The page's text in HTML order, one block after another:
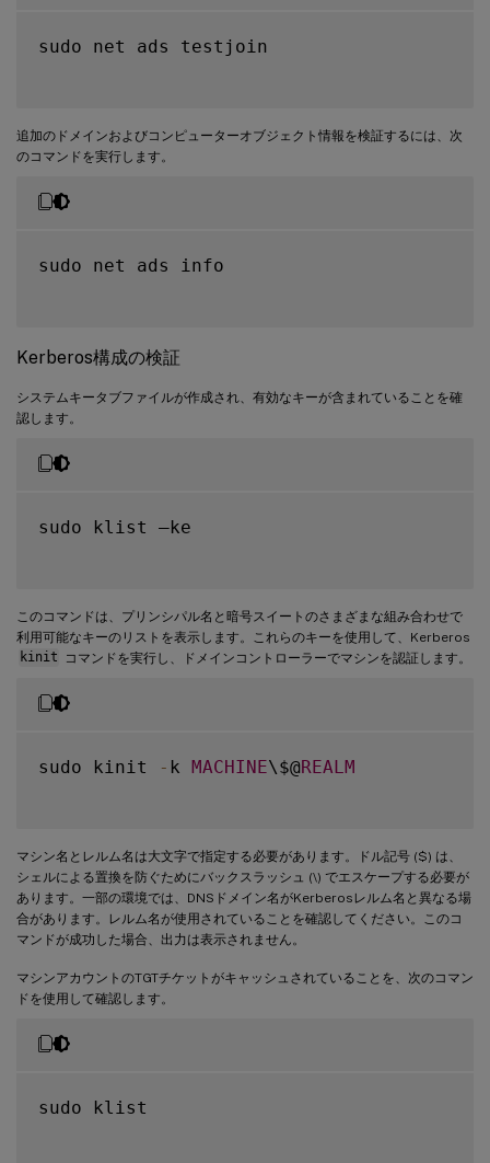
sudo net ads testjoin
追加のドメインおよびコンピューターオブジェクト情報を検証するには、次
のコマンドを実行します。
sudo net ads info
Kerberos構成の検証
システムキータブファイルが作成され、有効なキーが含まれていることを確
認します。
sudo klist –ke
このコマンドは、プリンシパル名と暗号スイートのさまざまな組み合わせで
利用可能なキーのリストを表示します。これらのキーを使用して、Kerberos
kinit
コマンドを実行し、ドメインコントローラーでマシンを認証します。
sudo kinit - k MACHINE\$@REALM
マシン名とレルム名は大文字で指定する必要があります。ドル記号 ($) は、
シェルによる置換を防ぐためにバックスラッシュ (\) でエスケープする必要が
あります。一部の環境では、DNSドメイン名がKerberosレルム名と異なる場
合があります。レルム名が使用されていることを確認してください。このコ
マンドが成功した場合、出力は表示されません。
マシンアカウントのTGTチケットがキャッシュされていることを、次のコマン
ドを使用して確認します。
sudo klist